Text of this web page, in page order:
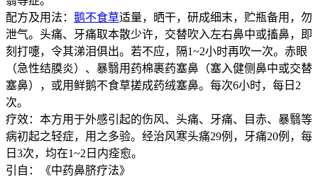
配方及用法： 鹅不食草适量，晒干，研成细末，贮瓶备用，勿
泄气。头痛、牙痛取本散少许，交替吹入左右鼻中或搐鼻，即
刻打嚏，令其涕泪俱出。若不应，隔1~2小时再吹一次。赤眼
（急性结膜炎）、暴翳用药棉裹药塞鼻（塞入健侧鼻中或交替
塞鼻），或用鲜鹅不食草搓成药绒塞鼻。每次6小时，每日2
次。
疗效：本方用于外感引起的伤风、头痛、牙痛、目赤、暴翳等
病初起之轻症，用之多验。经治风寒头痛29例，牙痛20例，每
日3次，均在1~2日内痊愈。
引自：《中药鼻脐疗法》